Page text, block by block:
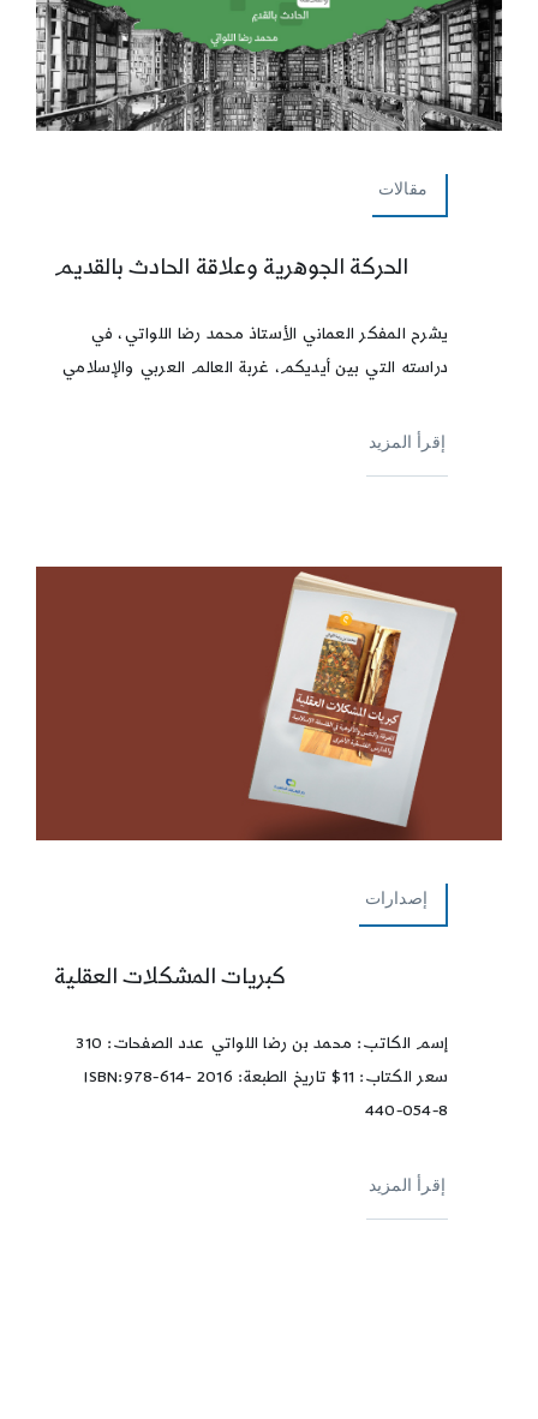
مقالات
الحركة الجوهرية وعلاقة الحادث بالقديم
يشرح المفكر العماني الأستاذ محمد رضا اللواتي، في
دراسته التي بين أيديكم، غربة العالم العربي والإسلامي
إقرأ المزيد
إصدارات
كبريات المشكلات العقلية
إسم الكاتب: محمد بن رضا اللواتي عدد الصفحات: 310
سعر الكتاب: 11$ تاريخ الطبعة: 2016 ISBN:978-614-
440-054-8
إقرأ المزيد